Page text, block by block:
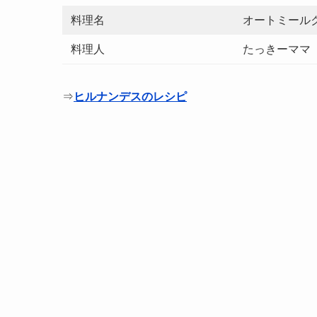
料理名 オートミール
料理人 たっきーママ
⇒ ヒルナンデスのレシピ